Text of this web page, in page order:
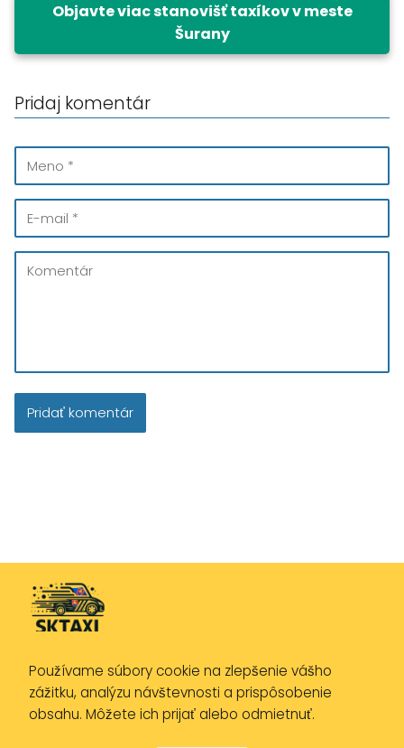
Objavte viac stanovišť taxíkov v meste
Šurany
Pridaj komentár
Zásady ochrany osobných údajov
Zásady používania cookies
Používame súbory cookie na zlepšenie vášho
zážitku, analýzu návštevnosti a prispôsobenie
obsahu. Môžete ich prijať alebo odmietnuť.